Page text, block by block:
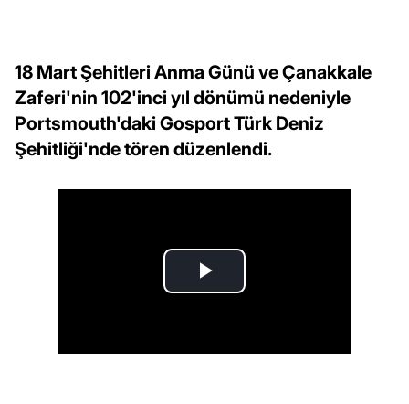
18 Mart Şehitleri Anma Günü ve Çanakkale
Zaferi'nin 102'inci yıl dönümü nedeniyle
Portsmouth'daki Gosport Türk Deniz
Şehitliği'nde tören düzenlendi.